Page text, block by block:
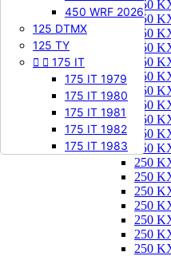
450 WRF 2026
125 DTMX
125 TY
  175 IT
175 IT 1979
175 IT 1980
175 IT 1981
175 IT 1982
175 IT 1983
250
250
250
250
250
250
250
250
250
250
250
250
250
250
250
250
250
250